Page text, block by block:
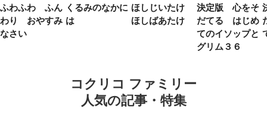
ふわふわ ふん
わり おやすみ
なさい
くるみのなかに
は
ほしじいたけ
ほしばあたけ
決定版 心をそ
だてる はじめ
てのイソップと
グリム３６
コクリコ ファミリー
人気の記事・特集